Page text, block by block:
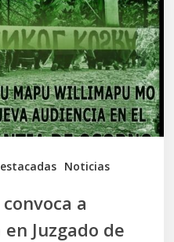
Noticias
a
Juzgado de